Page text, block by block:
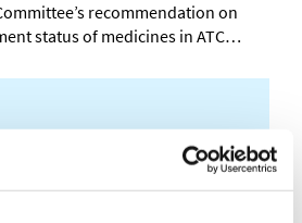
recommendation on
status of medicines in ATC…